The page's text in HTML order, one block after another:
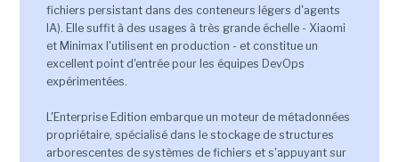
fichiers persistant dans des conteneurs légers d'agents
IA). Elle suffit à des usages à très grande échelle - Xiaomi
et Minimax l'utilisent en production - et constitue un
excellent point d'entrée pour les équipes DevOps
expérimentées.
L'Enterprise Edition embarque un moteur de métadonnées
propriétaire, spécialisé dans le stockage de structures
arborescentes de systèmes de fichiers et s'appuyant sur